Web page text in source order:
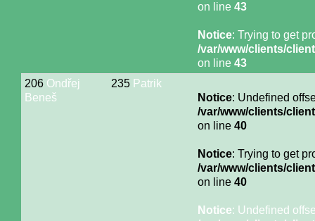
on line 43
Notice: Trying to get
/var/www/clients/
on line 43
206 Ondřej
Beneš
235 Patrik
Notice: Undefined
/var/www/clients/
on line 40
Notice: Trying to get
/var/www/clients/
on line 40
Notice: Undefined